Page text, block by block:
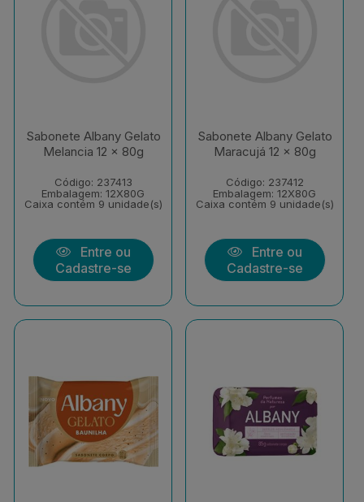
Sabonete Albany Gelato
Melancia 12 x 80g
Código: 237413
Embalagem: 12X80G
Caixa contém 9 unidade(s)
Entre ou
Cadastre-se
Sabonete Albany Gelato
Maracujá 12 x 80g
Código: 237412
Embalagem: 12X80G
Caixa contém 9 unidade(s)
Entre ou
Cadastre-se